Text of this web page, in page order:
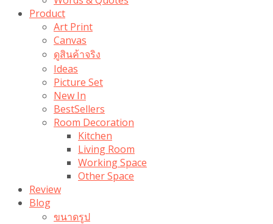
Product
Art Print
Canvas
ดูสินค้าจริง
Ideas
Picture Set
New In
BestSellers
Room Decoration
Kitchen
Living Room
Working Space
Other Space
Review
Blog
ขนาดรูป